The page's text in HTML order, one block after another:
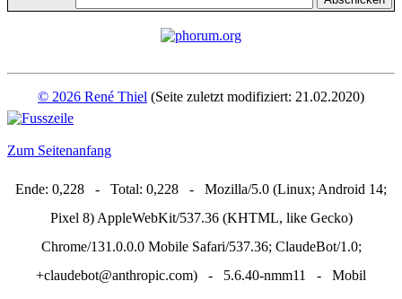
© 2026 René Thiel (Seite zuletzt modifiziert: 21.02.2020)
Zum Seitenanfang
Ende: 0,228 - Total: 0,228 - Mozilla/5.0 (Linux; Android 14;
Pixel 8) AppleWebKit/537.36 (KHTML, like Gecko)
Chrome/131.0.0.0 Mobile Safari/537.36; ClaudeBot/1.0;
+claudebot@anthropic.com) - 5.6.40-nmm11 - Mobil